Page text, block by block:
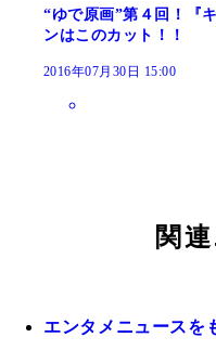
“ゆで原画”第４回！『
ンはこのカット！！
2016年07月30日 15:00
関
エンタメニュースを